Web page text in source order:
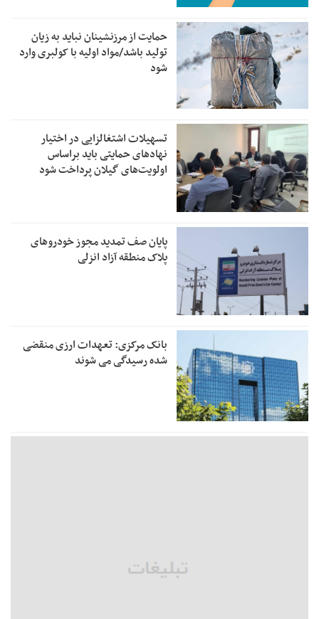
حمایت از مرزنشینان نباید به زیان
تولید باشد/مواد اولیه با کولبری وارد
شود
تسهیلات اشتغالزایی در اختیار
نهادهای حمایتی باید براساس
اولویت‌های گیلان پرداخت شود
پایان صف تمدید مجوز خودروهای
پلاک منطقه آزاد انزلی
بانک مرکزی: تعهدات ارزی منقضی
شده رسیدگی می شوند